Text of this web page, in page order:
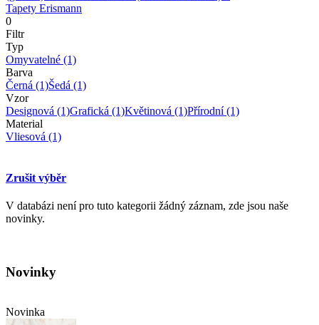
Tapety Erismann
0
Filtr
Typ
Omyvatelné (1)
Barva
Černá (1)Šedá (1)
Vzor
Designová (1)Grafická (1)Květinová (1)Přírodní(1)
Material
Vliesová (1)
Zrušit výběr
V databázi není pro tuto kategorii žádný záznam, zde jsou naše
novinky.
Novinky
Novinka